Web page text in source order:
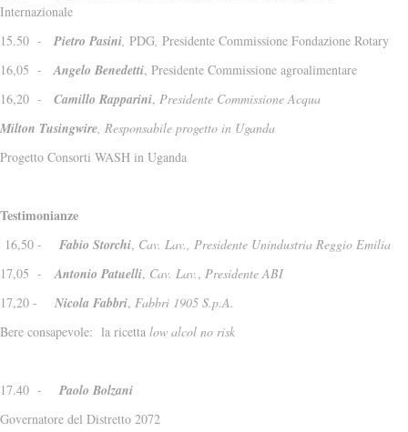
Internazionale
15.50 - Pietro Pasini, PDG, Presidente Commissione Fondazione Rotary
16,05 -Angelo Benedetti, Presidente Commissione agroalimentare
16,20 -
Camillo Rapparini, Presidente Commissione Acqua
Milton Tusingwire, Responsabile progetto in Uganda
Progetto Consorti WASH in Uganda
Testimonianze
16,50 - Fabio Storchi, Cav. Lav., Presidente Unindustria Reggio Emilia
17,05 -Antonio Patuelli, Cav. Lav., Presidente ABI
17,20 - Nicola Fabbri, Fabbri 1905 S.p.A.
Bere consapevole: la ricetta low alcol no risk
17.40 - Paolo Bolzani
Governatore del Distretto 2072